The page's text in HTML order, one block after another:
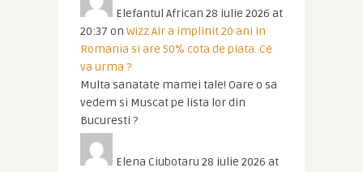
Elefantul African 28 iulie 2026 at
20:37 on Wizz Air a implinit 20 ani in
Romania si are 50% cota de piata. Ce
va urma ?
Multa sanatate mamei tale! Oare o sa
vedem si Muscat pe lista lor din
Bucuresti ?
Elena Ciubotaru 28 iulie 2026 at